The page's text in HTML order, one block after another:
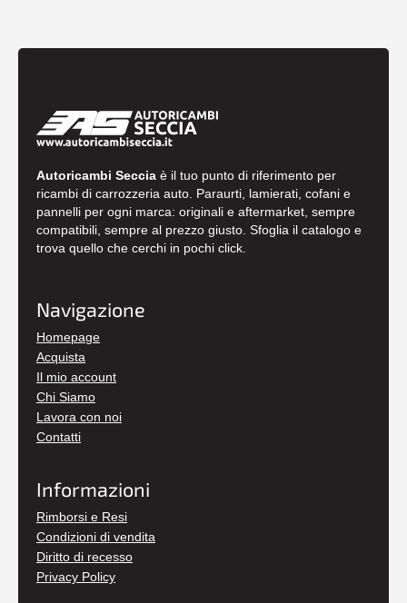
Autoricambi Seccia è il tuo punto di riferimento per
ricambi di carrozzeria auto. Paraurti, lamierati, cofani e
pannelli per ogni marca: originali e aftermarket, sempre
compatibili, sempre al prezzo giusto. Sfoglia il catalogo e
trova quello che cerchi in pochi click.
Navigazione
Homepage
Acquista
Il mio account
Chi Siamo
Lavora con noi
Contatti
Informazioni
Rimborsi e Resi
Condizioni di vendita
Diritto di recesso
Privacy Policy